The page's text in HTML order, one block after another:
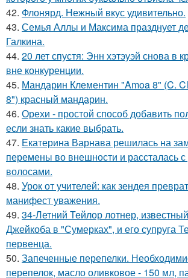
42. Флонярд. Нежный вкус удивительно.
43. Семья Аллы и Максима празднует
Галкина.
44. 20 лет спустя: Энн хэтэуэй снова в
вне конкуренции.
45. Мандарин Клементин "Amoa 8" (C.
8") красный мандарин.
46. Орехи - простой способ добавить
если знать какие выбрать.
47. Екатерина Варнава решилась на
перемены во внешности и рассталась
волосами.
48. Урок от учителей: как зендея
манифест уважения.
49. 34-Летний Тейлор лотнер,
Джейкоба в "Сумерках", и его супруга
первенца.
50. Запеченные перепелки.
перепелок, масло оливковое - 150 мл,